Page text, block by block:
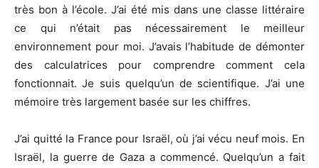
très bon à l’école. J’ai été mis dans une classe littéraire
ce qui n’était pas nécessairement le meilleur
environnement pour moi. J’avais l’habitude de démonter
des calculatrices pour comprendre comment cela
fonctionnait. Je suis quelqu’un de scientifique. J’ai une
mémoire très largement basée sur les chiffres.
J’ai quitté la France pour Israël, où j’ai vécu neuf mois. En
Israël, la guerre de Gaza a commencé. Quelqu’un a fait